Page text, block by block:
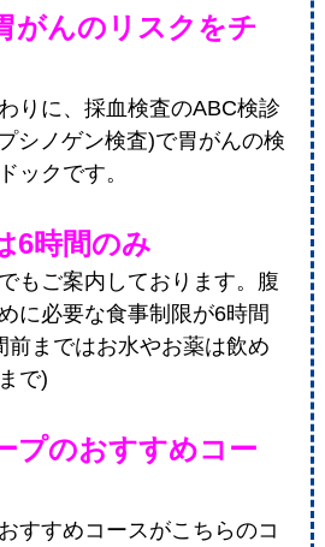
がんのリスクをチ
りに、採血検査のABC検診
シノゲン検査)で胃がんの検
ックです。
6時間のみ
もご案内しております。腹
に必要な食事制限が6時間
前まではお水やお薬は飲め
で)
プのおすすめコー
すすめコースがこちらのコ